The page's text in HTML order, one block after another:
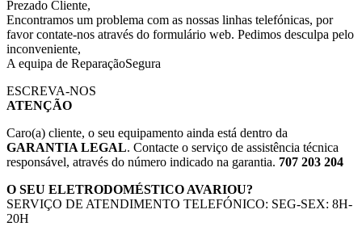
Prezado Cliente,
Encontramos um problema com as nossas linhas telefónicas, por
favor contate-nos através do formulário web. Pedimos desculpa pelo
inconveniente,
A equipa de ReparaçãoSegura
ESCREVA-NOS
ATENÇÃO
Caro(a) cliente, o seu equipamento ainda está dentro da
GARANTIA LEGAL. Contacte o serviço de assistência técnica
responsável, através do número indicado na garantia. 707 203 204
O SEU ELETRODOMÉSTICO AVARIOU?
SERVIÇO DE ATENDIMENTO TELEFÓNICO: SEG-SEX: 8H-
20H